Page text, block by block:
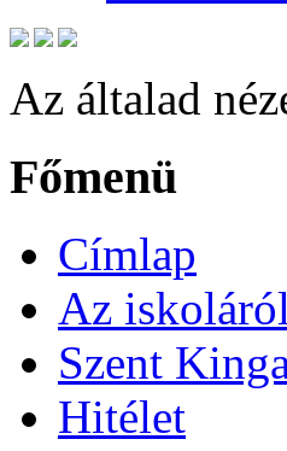
Az általad
Főmenü
Címlap
Az iskoláról
Szent
Hitélet